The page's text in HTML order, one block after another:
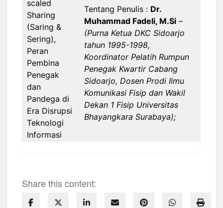
Tentang Penulis : Dr.
Muhammad Fadeli, M.Si –
(Purna Ketua DKC Sidoarjo
tahun 1995-1998,
Koordinator Pelatih Rumpun
Penegak Kwartir Cabang
Sidoarjo, Dosen Prodi Ilmu
Komunikasi Fisip dan Wakil
Dekan 1 Fisip Universitas
Bhayangkara Surabaya);
Share this content: